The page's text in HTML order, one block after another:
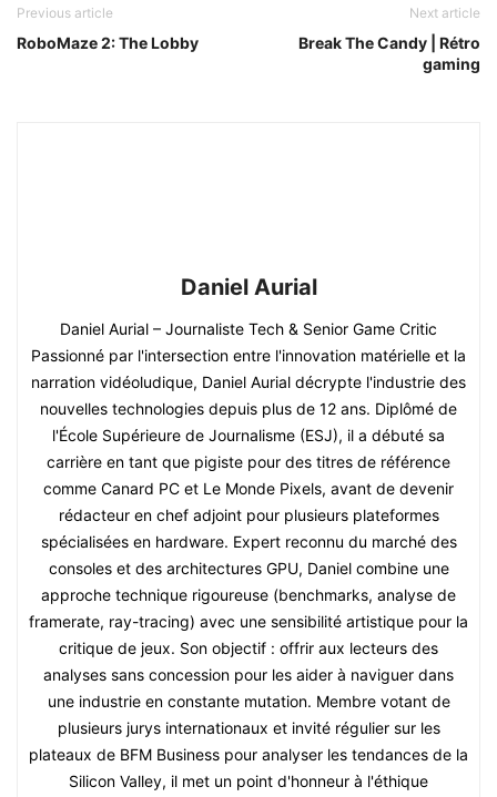
Previous article
RoboMaze 2: The Lobby
Next article
Break The Candy | Rétro
gaming
Daniel Aurial
Daniel Aurial – Journaliste Tech & Senior Game Critic
Passionné par l'intersection entre l'innovation matérielle et la
narration vidéoludique, Daniel Aurial décrypte l'industrie des
nouvelles technologies depuis plus de 12 ans. Diplômé de
l'École Supérieure de Journalisme (ESJ), il a débuté sa
carrière en tant que pigiste pour des titres de référence
comme Canard PC et Le Monde Pixels, avant de devenir
rédacteur en chef adjoint pour plusieurs plateformes
spécialisées en hardware. Expert reconnu du marché des
consoles et des architectures GPU, Daniel combine une
approche technique rigoureuse (benchmarks, analyse de
framerate, ray-tracing) avec une sensibilité artistique pour la
critique de jeux. Son objectif : offrir aux lecteurs des
analyses sans concession pour les aider à naviguer dans
une industrie en constante mutation. Membre votant de
plusieurs jurys internationaux et invité régulier sur les
plateaux de BFM Business pour analyser les tendances de la
Silicon Valley, il met un point d'honneur à l'éthique